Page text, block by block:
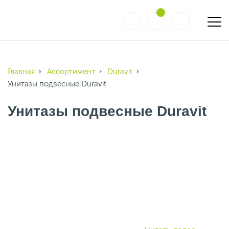
Главная Ассортимент
Duravit
Унитазы подвесные Duravit
Унитазы подвесные Duravit